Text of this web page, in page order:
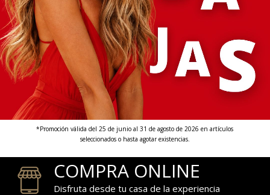
*Promoción válida del 25 de junio al 31 de agosto de 2026 en artículos
seleccionados o hasta agotar existencias.
COMPRA ONLINE
Disfruta desde tu casa de la experiencia